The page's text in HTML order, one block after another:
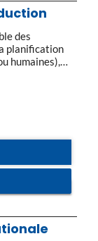
des
planification
humaines),
de
de
est
des